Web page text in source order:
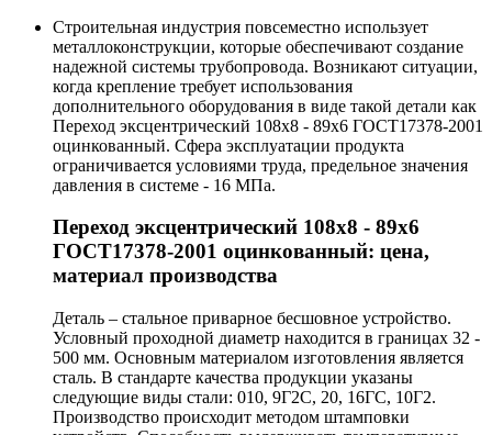
Строительная индустрия повсеместно использует
металлоконструкции, которые обеспечивают создание
надежной системы трубопровода. Возникают ситуации,
когда крепление требует использования
дополнительного оборудования в виде такой детали как
Переход эксцентрический 108х8 - 89х6 ГОСТ17378-2001
оцинкованный. Сфера эксплуатации продукта
ограничивается условиями труда, предельное значения
давления в системе - 16 МПа.
Переход эксцентрический 108х8 - 89х6
ГОСТ17378-2001 оцинкованный: цена,
материал производства
Деталь – стальное приварное бесшовное устройство.
Условный проходной диаметр находится в границах 32 -
500 мм. Основным материалом изготовления является
сталь. В стандарте качества продукции указаны
следующие виды стали: 010, 9Г2С, 20, 16ГС, 10Г2.
Производство происходит методом штамповки